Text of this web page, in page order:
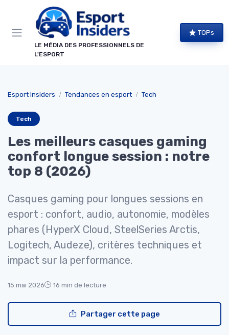
LE MÉDIA DES PROFESSIONNELS DE
L'ESPORT
TOPs
Esport Insiders Tendances en esport Tech
Tech
Les meilleurs casques gaming
confort longue session : notre
top 8 (2026)
Casques gaming pour longues sessions en
esport : confort, audio, autonomie, modèles
phares (HyperX Cloud, SteelSeries Arctis,
Logitech, Audeze), critères techniques et
impact sur la performance.
15 mai 2026 16 min de lecture
Partager cette page
Panneau de gestion des cookies